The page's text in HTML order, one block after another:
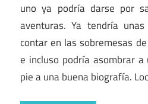
uno ya podría darse por
aventuras. Ya tendría
contar en las sobremesas
e incluso podría asombrar
pie a una buena biografía.